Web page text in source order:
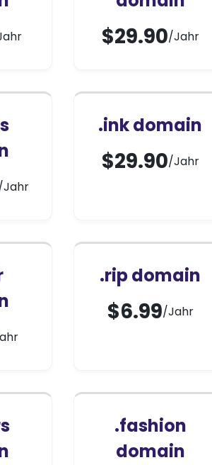
$29.90/Jahr
.ink domain
$29.90/Jahr
.rip domain
$6.99/Jahr
.fashion
domain